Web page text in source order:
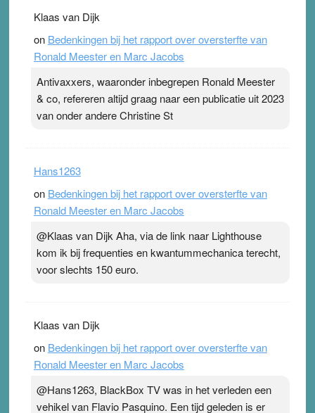
Klaas van Dijk
on Bedenkingen bij het rapport over oversterfte van
Ronald Meester en Marc Jacobs
Antivaxxers, waaronder inbegrepen Ronald Meester
& co, refereren altijd graag naar een publicatie uit 2023
van onder andere Christine St
Hans1263
on Bedenkingen bij het rapport over oversterfte van
Ronald Meester en Marc Jacobs
@Klaas van Dijk Aha, via de link naar Lighthouse
kom ik bij frequenties en kwantummechanica terecht,
voor slechts 150 euro.
Klaas van Dijk
on Bedenkingen bij het rapport over oversterfte van
Ronald Meester en Marc Jacobs
@Hans1263, BlackBox TV was in het verleden een
vehikel van Flavio Pasquino. Een tijd geleden is er